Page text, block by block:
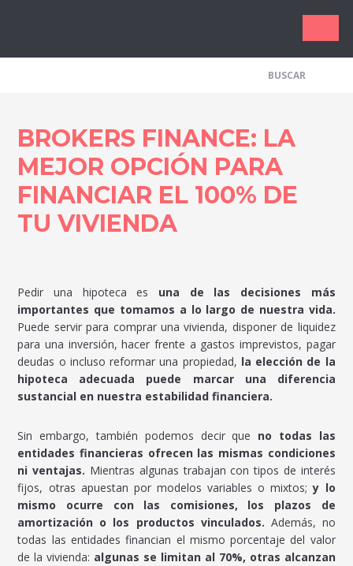
Los
BROKERS FINANCE: LA
MEJOR OPCIÓN PARA
FINANCIAR EL 100% DE
TU VIVIENDA
Pedir una hipoteca es una de las decisiones más
importantes que tomamos a lo largo de nuestra vida.
Puede servir para comprar una vivienda, disponer de liquidez
para una inversión, hacer frente a gastos imprevistos, pagar
deudas o incluso reformar una propiedad, la elección de la
hipoteca adecuada puede marcar una diferencia
sustancial en nuestra estabilidad financiera.
Sin embargo, también podemos decir que no todas las
entidades financieras ofrecen las mismas condiciones
ni ventajas. Mientras algunas trabajan con tipos de interés
fijos, otras apuestan por modelos variables o mixtos;y lo
mismo ocurre con las comisiones, los plazos de
amortización o los productos vinculados. Además, no
todas las entidades financian el mismo porcentaje del valor
de la vivienda: algunas se limitan al 70%, otras alcanzan